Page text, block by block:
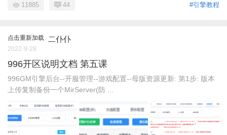
#引擎教程
11885 44
点击重新加载 二仆仆
2022-9-28
996开区说明文档 第五课
996GM引擎后台--开服管理--游戏配置--母版资源更新: 第1步: 版本
上传复制备份一个MirServer(防 ...